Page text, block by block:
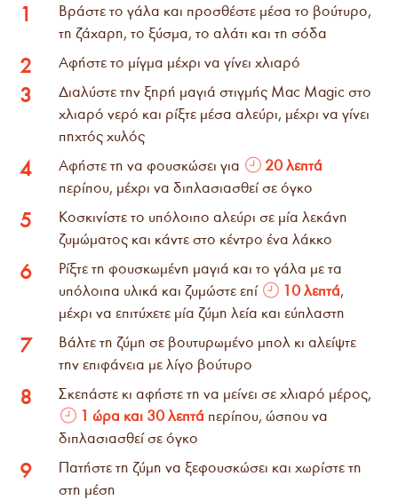
1
Βράστε το γάλα και προσθέστε μέσα το βούτυρο,
τη ζάχαρη, το ξύσμα, το αλάτι και τη σόδα
2 Αφήστε το μίγμα μέχρι να γίνει χλιαρό
3
Διαλύστε την ξηρή μαγιά στιγμής Mac Magic στο
χλιαρό νερό και ρίξτε μέσα αλεύρι, μέχρι να γίνει
πηχτός χυλός
4 Αφήστε τη να φουσκώσει για
20 λεπτά
περίπου, μέχρι να διπλασιασθεί σε όγκο
5
Κοσκινίστε το υπόλοιπο αλεύρι σε μία λεκάνη
ζυμώματος και κάντε στο κέντρο ένα λάκκο
6
Ρίξτε τη φουσκωμένη μαγιά και το γάλα με τα
υπόλοιπα υλικά και ζυμώστε επί
10 λεπτά,
μέχρι να επιτύχετε μία ζύμη λεία και εύπλαστη
7
Βάλτε τη ζύμη σε βουτυρωμένο μπολ κι αλείψτε
την επιφάνεια με λίγο βούτυρο
8
Σκεπάστε κι αφήστε τη να μείνει σε χλιαρό μέρος,
1 ώρα και 30 λεπτά περίπου, ώσπου να
διπλασιασθεί σε όγκο
9
Πατήστε τη ζύμη να ξεφουσκώσει και χωρίστε τη
στη μέση